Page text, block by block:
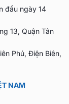
đầu ngày 14
13, Quận Tân
Phủ, Điện Biên,
NAM